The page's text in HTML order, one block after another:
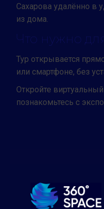
Сахарова удалённо в
из дома.
Что нужно
Тур открывается
или смартфоне, без
Откройте
познакомьтесь с